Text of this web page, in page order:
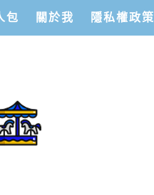
包 關於我 隱私權政策